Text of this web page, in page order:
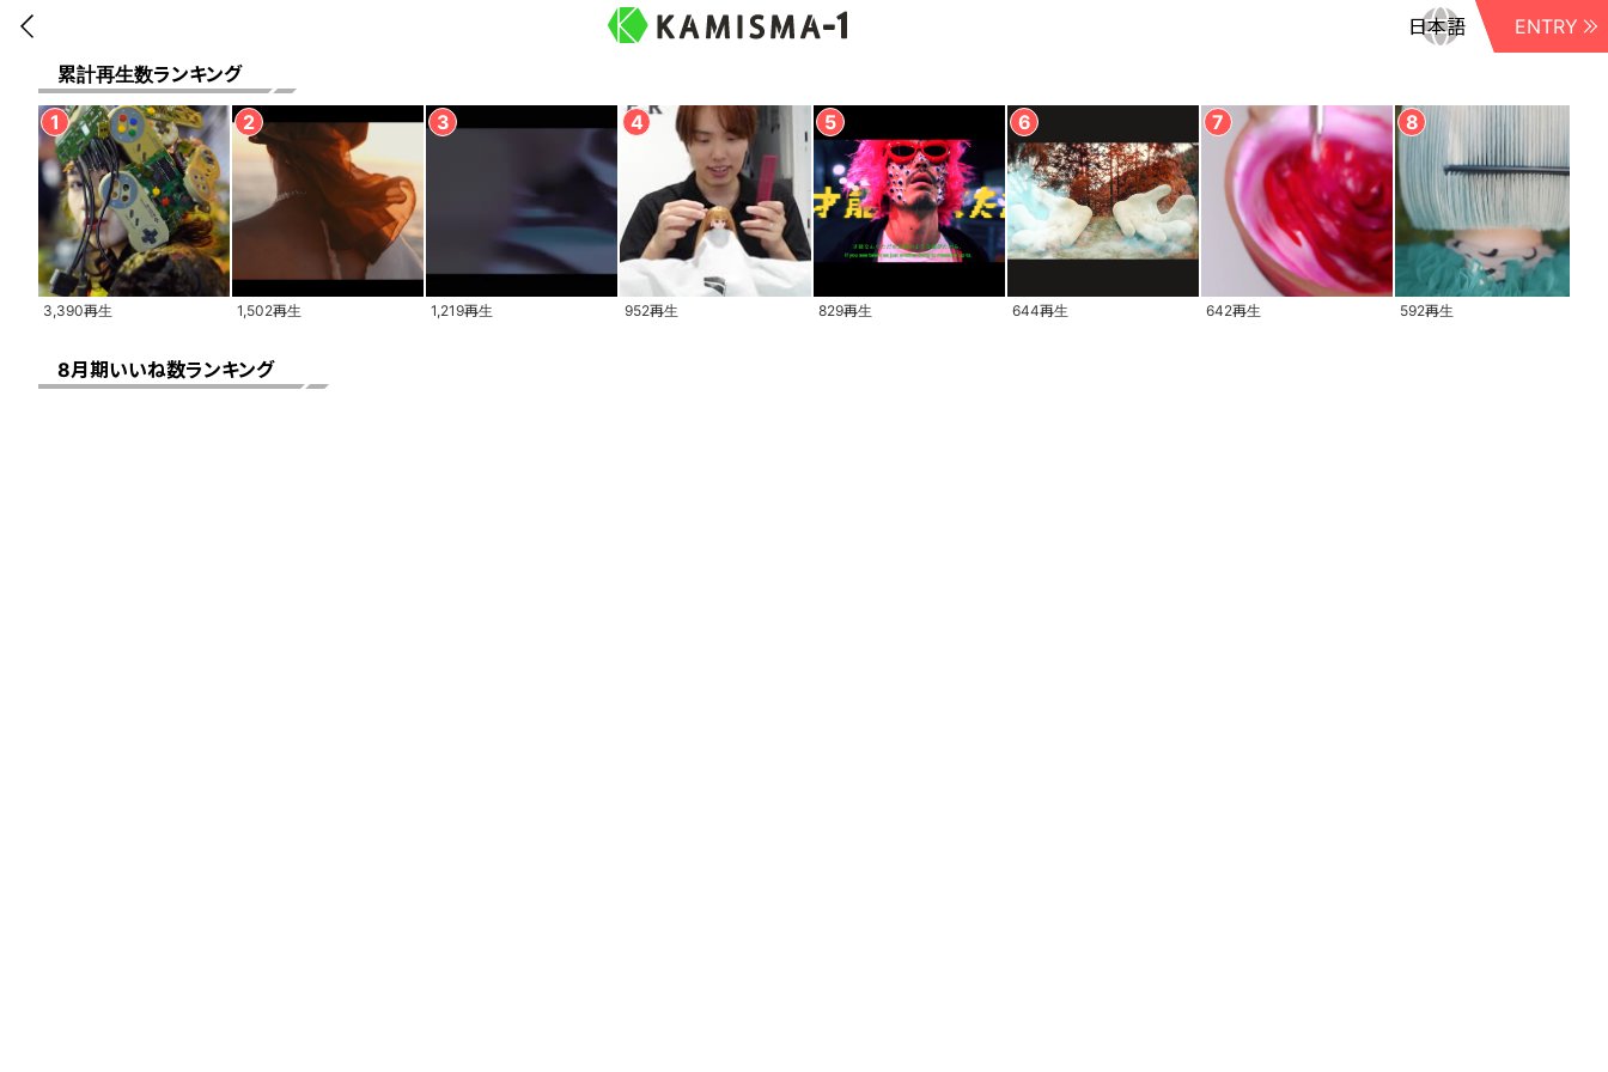
ENTRY
累計再生数ランキング
3,390再生 1,502再生 1,219再生 952再生 829再生 644再生 642再生 592再生
8月期いいね数ランキング